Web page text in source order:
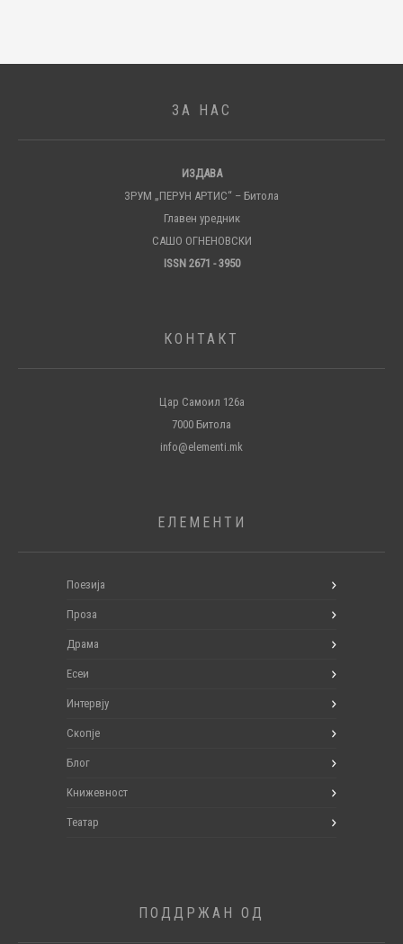
ЗА НАС
ИЗДАВА
ЗРУМ „ПЕРУН АРТИС“ – Битола
Главен уредник
САШО ОГНЕНОВСКИ
ISSN 2671 - 3950
КОНТАКТ
Цар Самоил 126а
7000 Битола
info@elementi.mk
ЕЛЕМЕНТИ
Поезија
Проза
Драма
Есеи
Интервју
Скопје
Блог
Книжевност
Театар
ПОДДРЖАН ОД